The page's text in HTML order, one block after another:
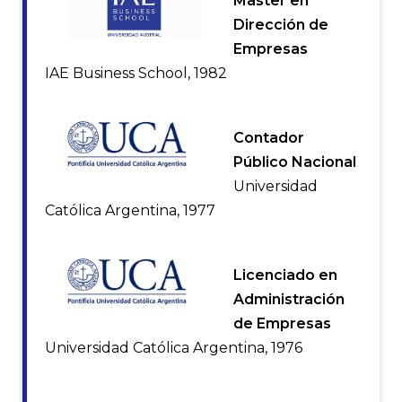
Dirección de
Empresas
IAE Business School, 1982
Contador
Público Nacional
Universidad
Católica Argentina, 1977
Licenciado en
Administración
de Empresas
Universidad Católica Argentina, 1976